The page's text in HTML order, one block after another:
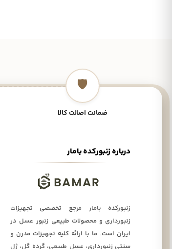
🛡️
ضمانت اصالت کالا
درباره زنبورکده بامار
زنبورکده بامار مرجع تخصصی تجهیزات
زنبورداری و محصولات طبیعی زنبور عسل در
ایران است. ما با ارائه کلیه تجهیزات مدرن و
سنتی زنبورداری، عسل طبیعی، گرده گل، ژل